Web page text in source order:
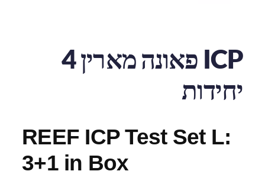
ICP פאונה מארין 4
יחידות
REEF ICP Test Set L:
3+1 in Box